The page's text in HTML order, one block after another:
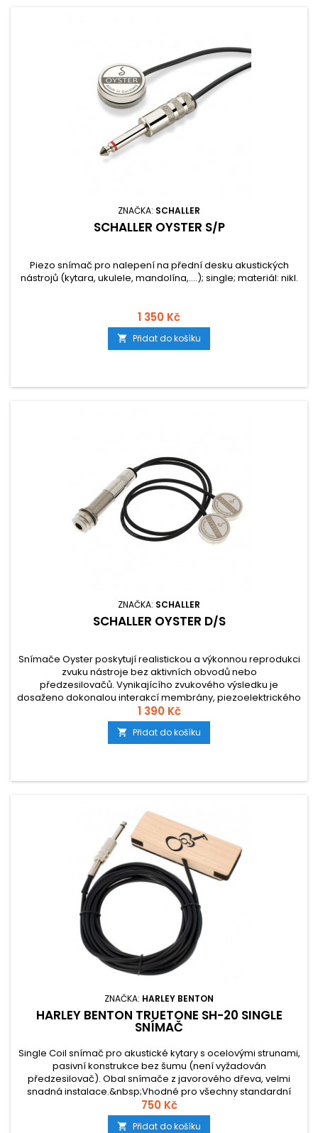
ZNAČKA: SCHALLER
SCHALLER OYSTER S/P
Piezo snímač pro nalepení na přední desku akustických
nástrojů (kytara, ukulele, mandolína,....); single; materiál: nikl.
1 350 Kč
 Přidat do košíku
ZNAČKA: SCHALLER
SCHALLER OYSTER D/S
Snímače Oyster poskytují realistickou a výkonnou reprodukci
zvuku nástroje bez aktivních obvodů nebo
předzesilovačů. Vynikajícího zvukového výsledku je
dosaženo dokonalou interakcí membrány, piezoelektrického
prvku a plastového kontaktního gelu.
1 390 Kč
 Přidat do košíku
ZNAČKA: HARLEY BENTON
HARLEY BENTON TRUETONE SH-20 SINGLE
SNÍMAČ
Single Coil snímač pro akustické kytary s ocelovými strunami,
pasivní konstrukce bez šumu (není vyžadován
předzesilovač). Obal snímače z javorového dřeva, velmi
snadná instalace.&nbsp;Vhodné pro všechny standardní
zvukové otvory. Délka kabelu 4 m, připojení přes 6,3 mm jack
konektor.
750 Kč
 Přidat do košíku